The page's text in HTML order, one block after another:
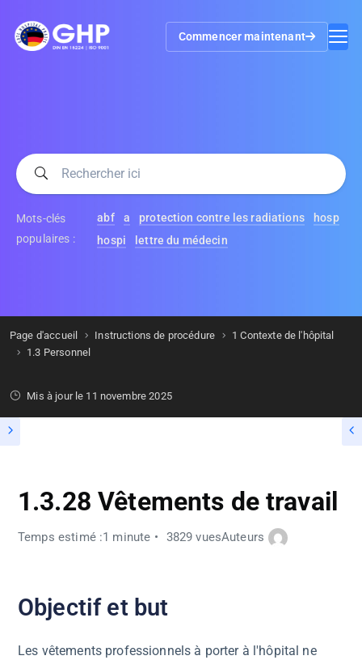
Commencer maintenant
Mots-clés
populaires :
abf a protection contre les radiations
hosp
hospi
lettre du médecin
Page d'accueil Instructions de procédure
1 Contexte de l'hôpital
1.3 Personnel
Mis à jour le 11 novembre 2025
1.3.28 Vêtements de travail
Temps estimé :1 minute 3829 vuesAuteurs
Objectif et but
Les vêtements professionnels à porter à l'hôpital ne